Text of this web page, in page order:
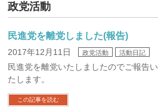
政党活動
民進党を離党しました(報告)
2017年12月11日 政党活動 活動日記
民進党を離党いたしましたのでご報告い
たします。
この記事を読む